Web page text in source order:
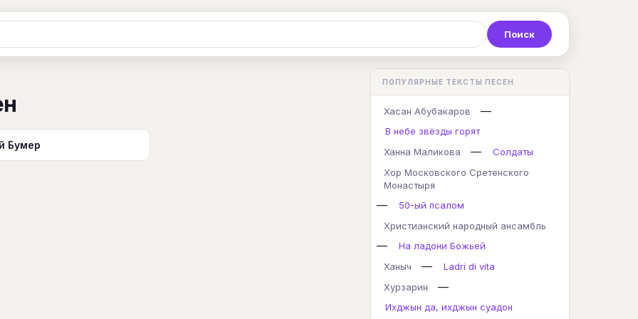
С Т У Ф Х Ц
L M N O P Q
Бумер
ПОПУЛЯРНЫЕ ТЕКСТЫ ПЕСЕН
Хасан Абубакаров —
В небе звёзды горят
Ханна Маликова
—
Солдаты
Хор Московского Сретенского
Монастыря
—
50-ый псалом
Христианский народный ансамбль
—
На ладони Божьей
Ханыч
—
Ladri di vita
Хурзарин
—
Ихджын да, ихджын суадон